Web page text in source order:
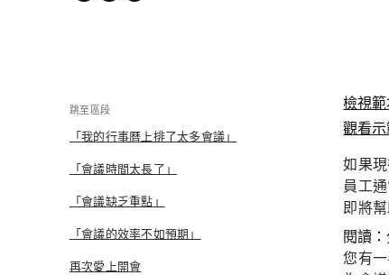
跳至區段
「我的行事曆上排了太多會議」
「會議時間太長了」
「會議缺乏重點」
「會議的效率不如預期」
再次愛上開會
檢視
觀看
如果
員工
即將
閱讀
您有